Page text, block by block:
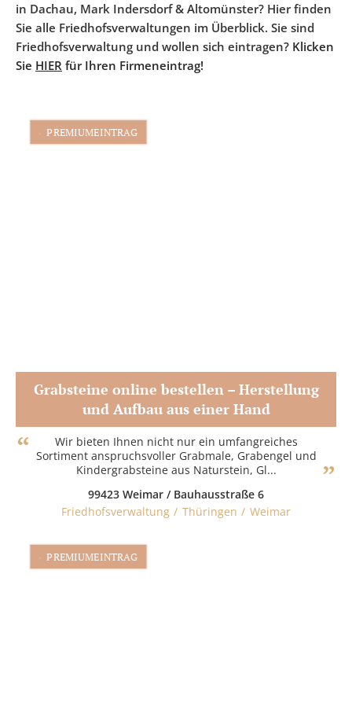
in Dachau, Mark Indersdorf & Altomünster? Hier finden
Sie alle Friedhofsverwaltungen im Überblick. Sie sind
Friedhofsverwaltung und wollen sich eintragen? Klicken
Sie HIER für Ihren Firmeneintrag!
PREMIUMEINTRAG
Grabsteine online bestellen – Herstellung
und Aufbau aus einer Hand
Wir bieten Ihnen nicht nur ein umfangreiches
Sortiment anspruchsvoller Grabmale, Grabengel und
Kindergrabsteine aus Naturstein, Gl...
99423 Weimar / Bauhausstraße 6
Friedhofsverwaltung
Thüringen Weimar
PREMIUMEINTRAG